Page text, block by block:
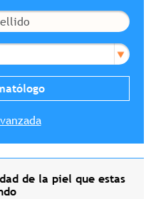
de la piel que estas